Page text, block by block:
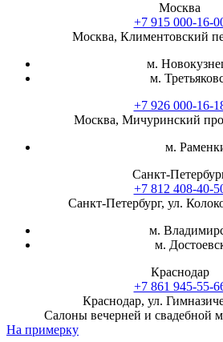
Москва
+7 915 000-16-
Москва, Климентовский
м.
м.
+7 926 000-16-
Москва, Мичуринский
м.
Санкт-
+7 812 408-40-
Санкт-Петербург, ул.
м.
м.
Краснодар
+7 861 945-55-
Краснодар, ул.
Салоны вечерней и свадебной
На примерку